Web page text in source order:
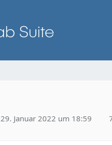
29. Januar 2022 um 18:59